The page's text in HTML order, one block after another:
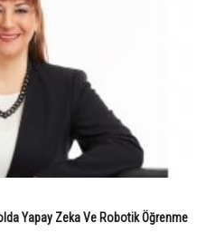
Yapay Zeka Ve Robotik Öğrenme